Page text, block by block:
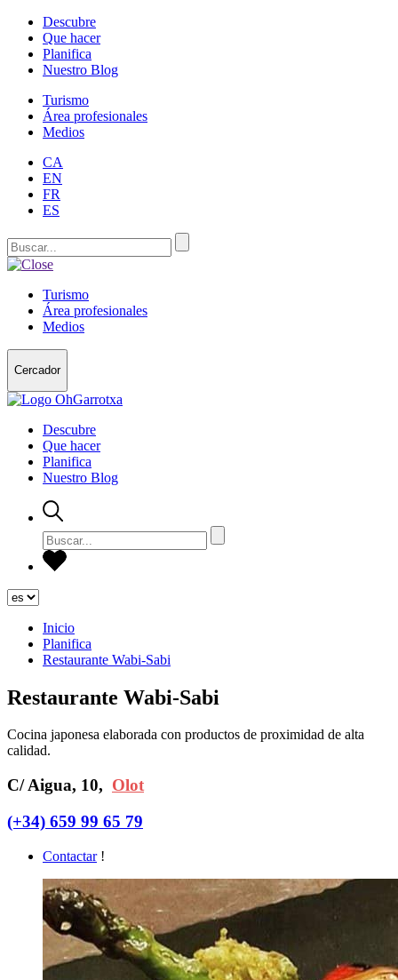
Descubre
Que hacer
Planifica
Nuestro Blog
Turismo
Área profesionales
Medios
CA
EN
FR
ES
Turismo
Área profesionales
Medios
Cercador
Descubre
Que hacer
Planifica
Nuestro Blog
Inicio
Planifica
Restaurante Wabi-Sabi
Restaurante Wabi-Sabi
Cocina japonesa elaborada con productos de proximidad de alta
calidad.
C/ Aigua, 10, Olot
(+34) 659 99 65 79
Contactar !